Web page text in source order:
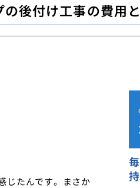
後付け工事の費用
じたんです。まさか